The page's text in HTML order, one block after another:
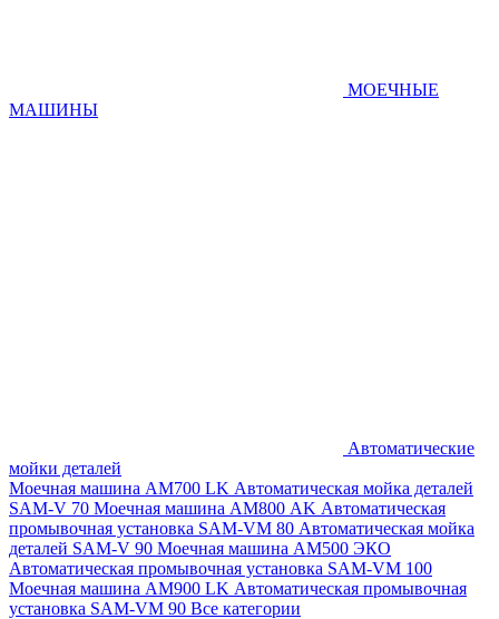
МОЕЧНЫЕ
МАШИНЫ
Автоматические
мойки деталей
Моечная машина AM700 LK Автоматическая мойка деталей
SAM-V 70 Моечная машина АМ800 AK Автоматическая
промывочная установка SAM-VM 80 Автоматическая мойка
деталей SAM-V 90 Моечная машина АМ500 ЭКО
Автоматическая промывочная установка SAM-VM 100
Моечная машина AM900 LK Автоматическая промывочная
установка SAM-VM 90 Все категории